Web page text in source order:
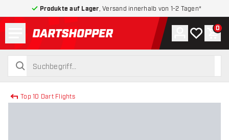
Produkte auf Lager , Versand innerhalb von 1-2 Tagen*
zurück zur Startseite
suchen
suchen
Konto
Meine 0
Top 10 Dart Flights